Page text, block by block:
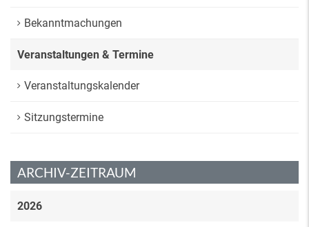
Bekanntmachungen
Veranstaltungen & Termine
Veranstaltungskalender
Sitzungstermine
ARCHIV-ZEITRAUM
2026